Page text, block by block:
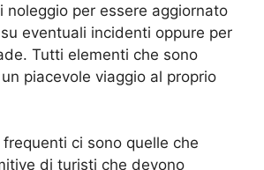
noleggio per essere aggiornato
eventuali incidenti oppure per
Tutti elementi che sono
piacevole viaggio al proprio
ci sono quelle che
di turisti che devono